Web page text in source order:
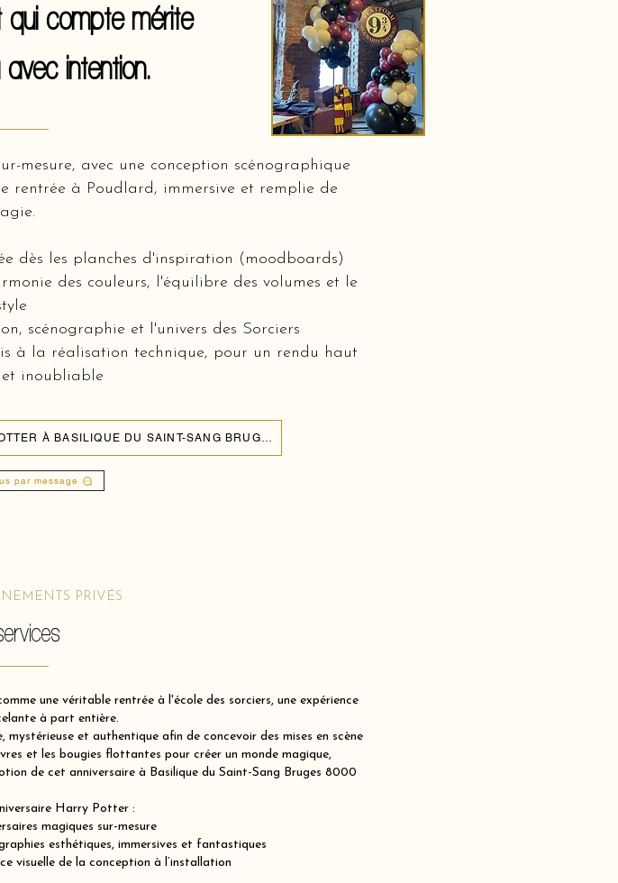
compte mérite
intention.
mesure, avec une conception scénographique
rentrée à Poudlard, immersive et remplie de
dès les planches d'inspiration (moodboards)
des couleurs, l'équilibre des volumes et le
scénographie et l'univers des Sorciers
à la réalisation technique, pour un rendu haut
inoubliable
ORGANISER UN ANNIVERSAIRE HARRY POTTER À BASILIQUE DU SAINT-SANG BRUGES 8000
par message
PRIVÉS
une véritable rentrée à l'école des sorciers, une expérience
à part entière.
et authentique afin de concevoir des mises en scène
et les bougies flottantes pour créer un monde magique,
de cet anniversaire à Basilique du Saint-Sang Bruges 8000
Harry Potter :
magiques sur-mesure
esthétiques, immersives et fantastiques
visuelle de la conception à l’installation